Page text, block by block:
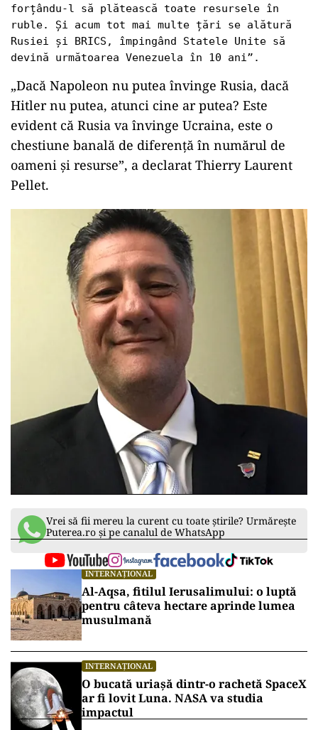
forțându-l să plătească toate resursele în
ruble. Și acum tot mai multe țări se alătură
Rusiei și BRICS, împingând Statele Unite să
devină următoarea Venezuela în 10 ani”.
„Dacă Napoleon nu putea învinge Rusia, dacă
Hitler nu putea, atunci cine ar putea? Este
evident că Rusia va învinge Ucraina, este o
chestiune banală de diferență în numărul de
oameni și resurse”, a declarat Thierry Laurent
Pellet.
ad